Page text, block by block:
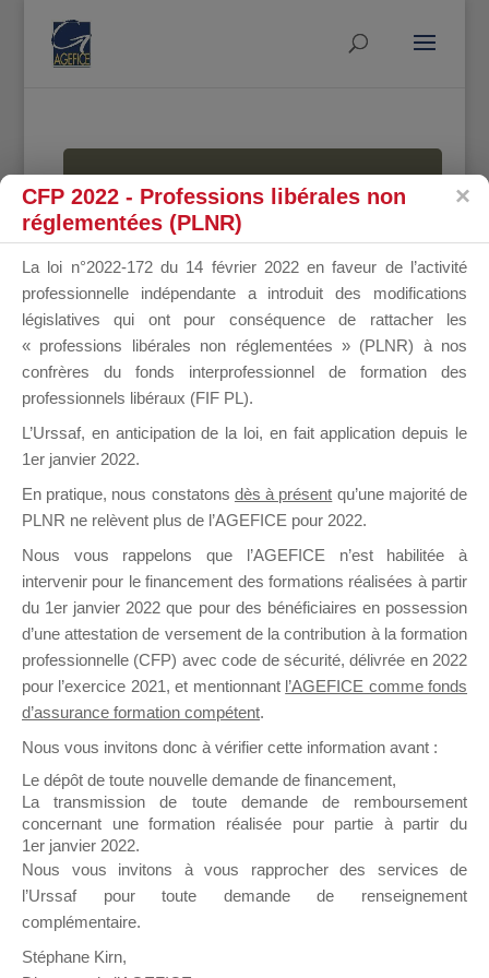
MALLETTE
DU
DIRIGEANT
Groupe Public
il y a un mois
Ce groupe est destiné aux Organismes de
Formation qui souhaitent répondre à l’Appel à
Propositions Mallette du Dirigeant.
sur lequel il est possible de laisser un message
ou poser une question.
NB : Il est nécessaire d’être
pouvoir rejoindre ce groupe
CFP 2022 - Professions libérales non
réglementées (PLNR)
La loi n°2022-172 du 14 février 2022 en faveur de l’activité
professionnelle indépendante a introduit des modifications
législatives qui ont pour conséquence de rattacher les
« professions libérales non réglementées » (PLNR) à nos
confrères du fonds interprofessionnel de formation des
professionnels libéraux (FIF PL).
L’Urssaf, en anticipation de la loi, en fait application depuis le
1er janvier 2022.
En pratique, nous constatons dès à présent qu’une majorité de
PLNR ne relèvent plus de l’AGEFICE pour 2022.
Nous vous rappelons que l’AGEFICE n’est habilitée à
intervenir pour le financement des formations réalisées à partir
du 1er janvier 2022 que pour des bénéficiaires en possession
d’une attestation de versement de la contribution à la formation
professionnelle (CFP) avec code de sécurité, délivrée en 2022
pour l’exercice 2021, et mentionnant l’AGEFICE comme fonds
d’assurance formation compétent.
Nous vous invitons donc à vérifier cette information avant :
Le dépôt de toute nouvelle demande de financement,
La transmission de toute demande de remboursement
concernant une formation réalisée pour partie à partir du
1er janvier 2022.
Nous vous invitons à vous rapprocher des services de
l’Urssaf pour toute demande de renseignement
complémentaire.
Stéphane Kirn,